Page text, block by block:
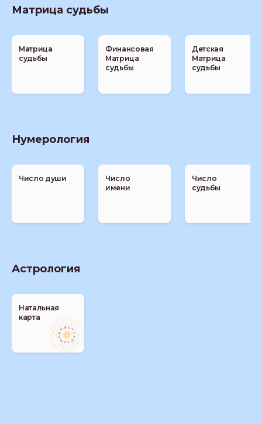
Матрица судьбы
Матрица
судьбы
Финансовая
Матрица
судьбы
Детская
Матрица
судьбы
Нумерология
Число души
Число
имени
Число
судьбы
Астрология
Натальная
карта